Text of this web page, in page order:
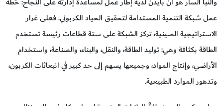
عمل شبكة التنمية المستدامة لتحقيق الحياد الكربوني. فعلى غرار
الاستراتيجية الصينية، تركز الشبكة على ستة قطاعات رئيسة تستخدم
الطاقة بكثافة وهي: توليد الطاقة، والنقل، والبناء، والصناعة، واستخدام
الأراضي، وإنتاج المواد، وجميعها يسهم إلى حد كبير في انبعاثات الكربون،
وتدهور الموارد الطبيعية.